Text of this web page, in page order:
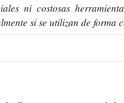
ni costosas
si se utilizan de forma